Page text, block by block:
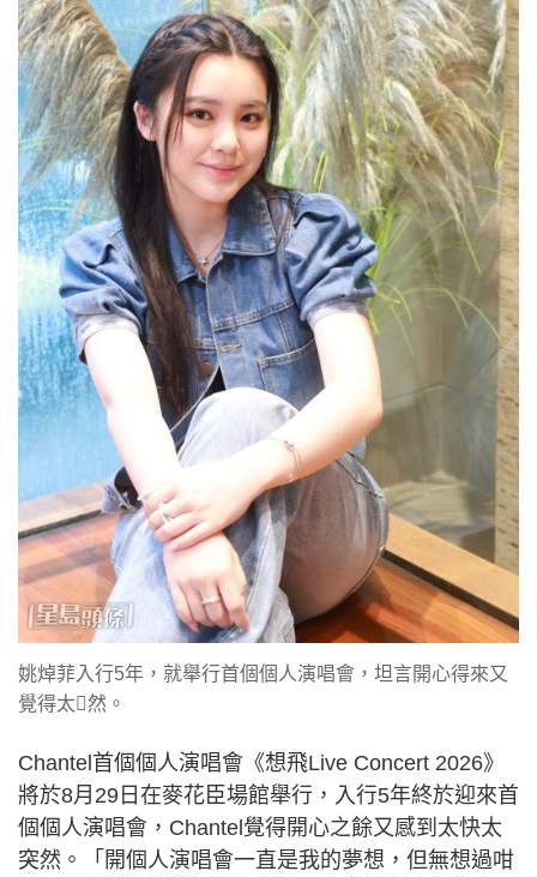
姚焯菲入行5年，就舉行首個個人演唱會，坦言開心得來又
覺得太𥤮然。
Chantel首個個人演唱會《想飛Live Concert 2026》
將於8月29日在麥花臣場館舉行，入行5年終於迎來首
個個人演唱會，Chantel覺得開心之餘又感到太快太
突然。「開個人演唱會一直是我的夢想，但無想過咁